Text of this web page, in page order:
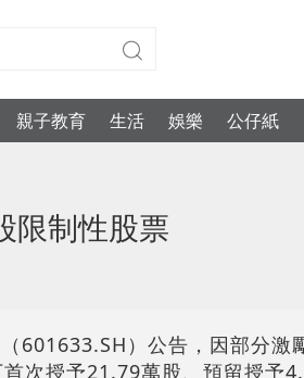
親子教育 生活 娛樂 公仔紙
限制性股票
601633.SH）公告，因部分激
次授予21.79萬股、預留授予